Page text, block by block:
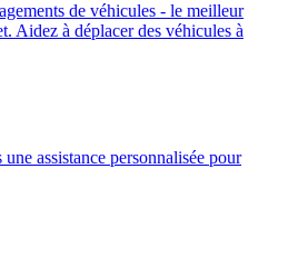
de véhicules - le meilleur
Aidez à déplacer des véhicules à
assistance personnalisée pour